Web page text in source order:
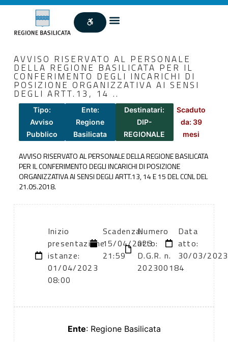
AVVISO RISERVATO AL PERSONALE
DELLA REGIONE BASILICATA PER IL
CONFERIMENTO DEGLI INCARICHI DI
POSIZIONE ORGANIZZATIVA AI SENSI
DEGLI ARTT.13, 14 ..
Tipo:
Avviso
Pubblico
Ente:
Regione
Basilicata
Destinatari:
DIP-
REGIONALE
Scaduto
da: 39
mesi
AVVISO RISERVATO AL PERSONALE DELLA REGIONE BASILICATA
PER IL CONFERIMENTO DEGLI INCARICHI DI POSIZIONE
ORGANIZZATIVA AI SENSI DEGLI ARTT.13, 14 E 15 DEL CCNL DEL
21.05.2018.
Inizio
presentazione
istanze:
01/04/2023
08:00
Scadenza:
15/04/2023
21:59
Numero
atto:
D.G.R. n.
202300184
Data
atto:
30/03/2023
Ente: Regione Basilicata